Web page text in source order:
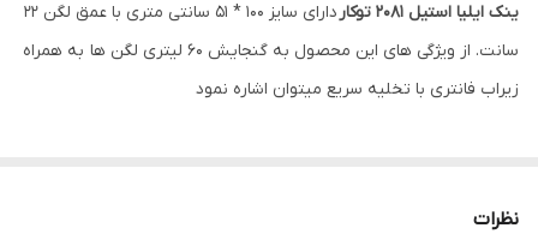
ینک ایلیا استیل 2081 توکار
دارای سایز 100 * 51 سانتی متری با عمق لگن 22
سانت. از ویژگی های این محصول به گنجایش 60 لیتری لگن ها به همراه
زیراب فانتری با تخلیه سریع میتوان اشاره نمود
نظرات